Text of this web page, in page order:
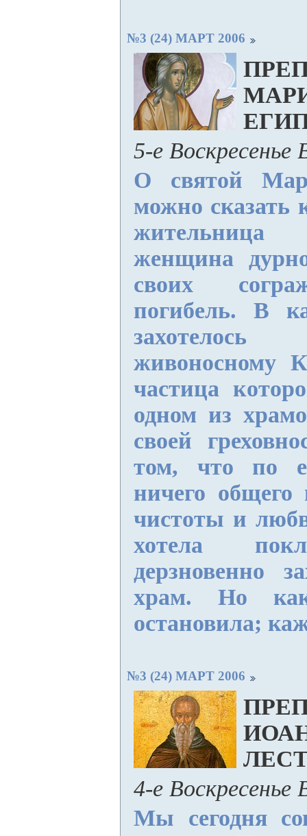
№3 (24) МАРТ 2006
5-е Воскресенье
О святой
можно сказать
жительница
женщина
своих
погибель. В
захотелось
живоносному
частица
одном из
своей
том, что по
ничего
чистоты и
хотела
дерзновенно
храм. Но
остановила;
№3 (24) МАРТ 2006
4-е Воскресенье
Мы сегодня